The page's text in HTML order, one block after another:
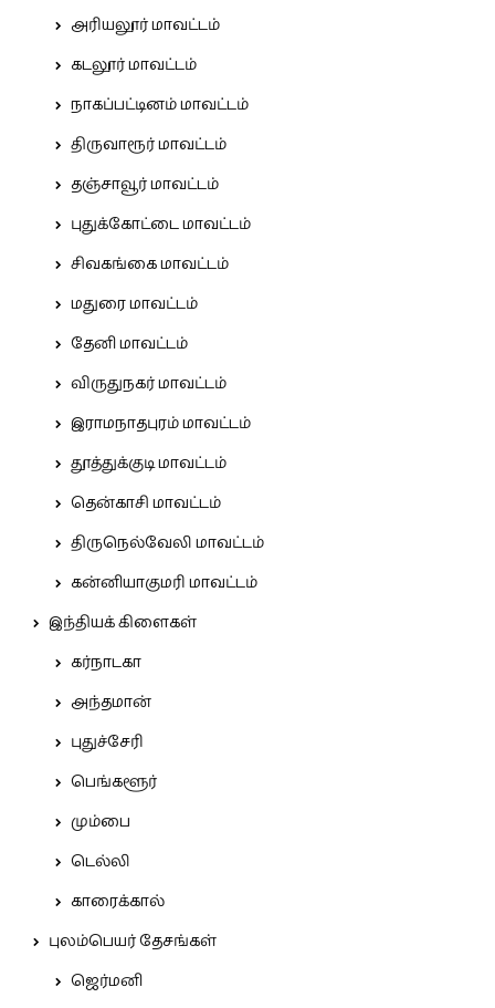
அரியலூர் மாவட்டம்
கடலூர் மாவட்டம்
நாகப்பட்டினம் மாவட்டம்
திருவாரூர் மாவட்டம்
தஞ்சாவூர் மாவட்டம்
புதுக்கோட்டை மாவட்டம்
சிவகங்கை மாவட்டம்
மதுரை மாவட்டம்
தேனி மாவட்டம்
விருதுநகர் மாவட்டம்
இராமநாதபுரம் மாவட்டம்
தூத்துக்குடி மாவட்டம்
தென்காசி மாவட்டம்
திருநெல்வேலி மாவட்டம்
கன்னியாகுமரி மாவட்டம்
இந்தியக் கிளைகள்
கர்நாடகா
அந்தமான்
புதுச்சேரி
பெங்களூர்
மும்பை
டெல்லி
காரைக்கால்
புலம்பெயர் தேசங்கள்
ஜெர்மனி